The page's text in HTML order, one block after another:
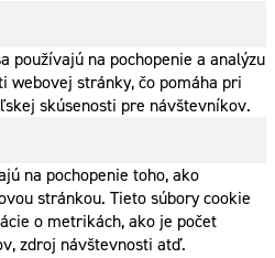
používajú na pochopenie a analýzu
webovej stránky, čo pomáha pri
skúsenosti pre návštevníkov.
na pochopenie toho, ako
stránkou. Tieto súbory cookie
o metrikách, ako je počet
zdroj návštevnosti atď.